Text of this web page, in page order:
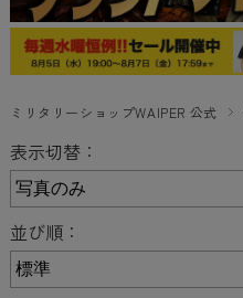
ミリタリーショップWAIPER 公式
表示切替：
並び順：